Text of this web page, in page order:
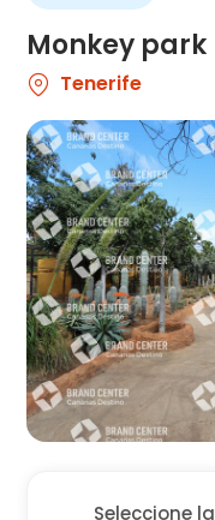
Monkey park
Tenerife
Seleccione